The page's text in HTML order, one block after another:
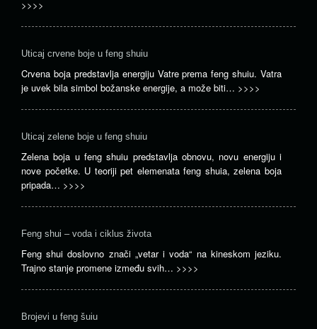
>>>>
Uticaj crvene boje u feng shuiu
Crvena boja predstavlja energiju Vatre prema feng shuiu. Vatra
je uvek bila simbol božanske energije, a može biti… >>>>
Uticaj zelene boje u feng shuiu
Zelena boja u feng shuiu predstavlja obnovu, novu energiju i
nove početke. U teoriji pet elemenata feng shuia, zelena boja
pripada… >>>>
Feng shui – voda i ciklus života
Feng shui doslovno znači „vetar i voda“ na kineskom jeziku.
Trajno stanje promene između svih… >>>>
Brojevi u feng šuiu